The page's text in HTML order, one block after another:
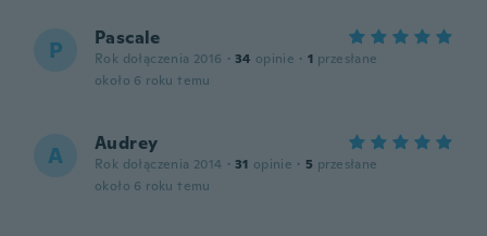
P Pascale
Rok dołączenia 2016 · 34 opinie · 1 przesłane
około 6 roku temu
A Audrey
Rok dołączenia 2014 · 31 opinie · 5 przesłane
około 6 roku temu